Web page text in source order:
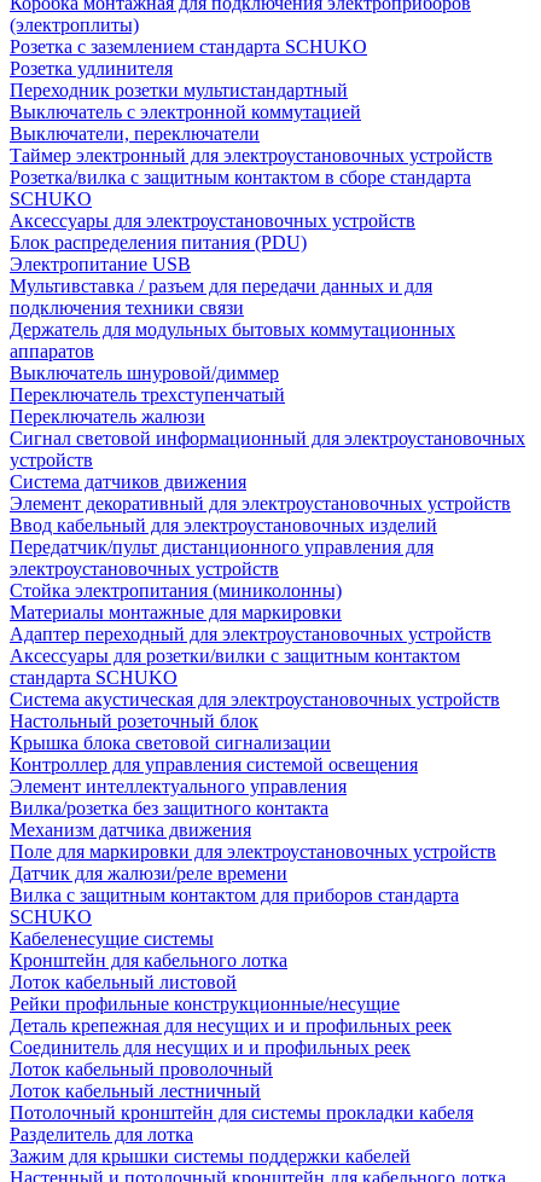
(электроплиты)
Розетка с заземлением стандарта SCHUKO
Розетка удлинителя
Переходник розетки мультистандартный
Выключатель с электронной коммутацией
Выключатели, переключатели
Таймер электронный для электроустановочных устройств
Розетка/вилка с защитным контактом в сборе стандарта
SCHUKO
Аксессуары для электроустановочных устройств
Блок распределения питания (PDU)
Электропитание USB
Мультивставка / разъем для передачи данных и для
подключения техники связи
Держатель для модульных бытовых коммутационных
аппаратов
Выключатель шнуровой/диммер
Переключатель трехступенчатый
Переключатель жалюзи
Сигнал световой информационный для электроустановочных
устройств
Система датчиков движения
Элемент декоративный для электроустановочных устройств
Ввод кабельный для электроустановочных изделий
Передатчик/пульт дистанционного управления для
электроустановочных устройств
Стойка электропитания (миниколонны)
Материалы монтажные для маркировки
Адаптер переходный для электроустановочных устройств
Аксессуары для розетки/вилки с защитным контактом
стандарта SCHUKO
Система акустическая для электроустановочных устройств
Настольный розеточный блок
Крышка блока световой сигнализации
Контроллер для управления системой освещения
Элемент интеллектуального управления
Вилка/розетка без защитного контакта
Механизм датчика движения
Поле для маркировки для электроустановочных устройств
Датчик для жалюзи/реле времени
Вилка с защитным контактом для приборов стандарта
SCHUKO
Кабеленесущие системы
Кронштейн для кабельного лотка
Лоток кабельный листовой
Рейки профильные конструкционные/несущие
Деталь крепежная для несущих и и профильных реек
Соединитель для несущих и и профильных реек
Лоток кабельный проволочный
Лоток кабельный лестничный
Потолочный кронштейн для системы прокладки кабеля
Разделитель для лотка
Зажим для крышки системы поддержки кабелей
Настенный и потолочный кронштейн для кабельного лотка